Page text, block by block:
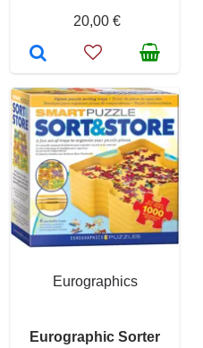
20,00 €
Eurographics
Eurographic Sorter